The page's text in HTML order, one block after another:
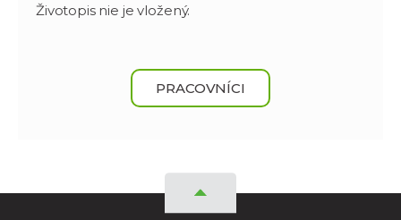
Životopis nie je vložený.
PRACOVNÍCI